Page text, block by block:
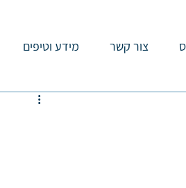
צור קשר מידע וטיפים